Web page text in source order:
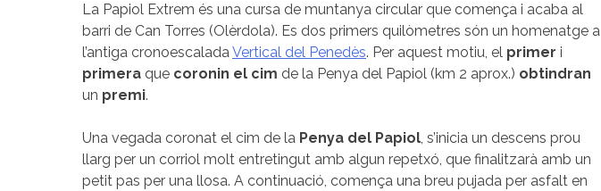
La Papiol Extrem és una cursa de muntanya circular que comença i acaba al
barri de Can Torres (Olèrdola). Es dos primers quilòmetres són un homenatge a
l’antiga cronoescaladaVertical del Penedès. Per aquest motiu, el primer i
primera que coronin el cim de la Penya del Papiol (km 2 aprox.) obtindran
un premi.
Una vegada coronat el cim de la Penya del Papiol, s’inicia un descens prou
llarg per un corriol molt entretingut amb algun repetxó, que finalitzarà amb un
petit pas per una llosa. A continuació, comença una breu pujada per asfalt en